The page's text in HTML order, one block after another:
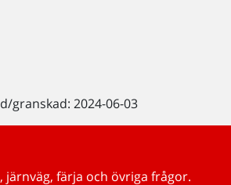
granskad: 2024-06-03
järnväg, färja och övriga frågor.